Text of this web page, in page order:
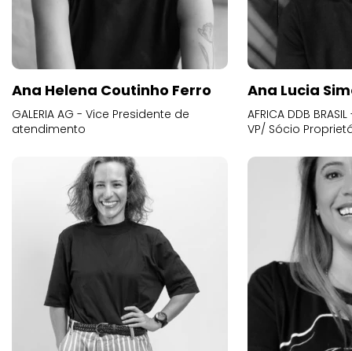
Ana Helena Coutinho Ferro
GALERIA AG - Vice Presidente de
atendimento
Ana Lucia
AFRICA DDB
VP/ Sócio